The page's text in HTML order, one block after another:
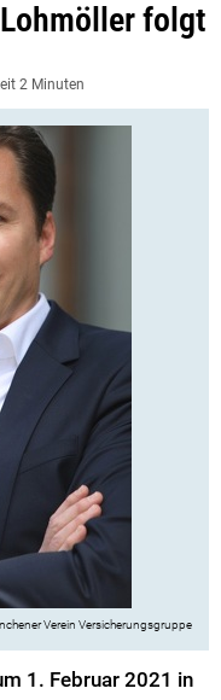
Verein Versicherungsgruppe
folgt
2 Minuten
1. Februar 2021 in